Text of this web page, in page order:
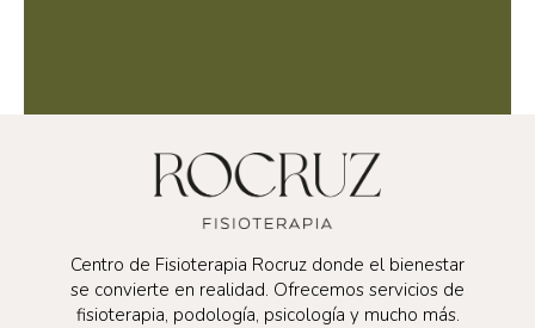
Centro de Fisioterapia Rocruz donde el bienestar
se convierte en realidad. Ofrecemos servicios de
fisioterapia, podología, psicología y mucho más.